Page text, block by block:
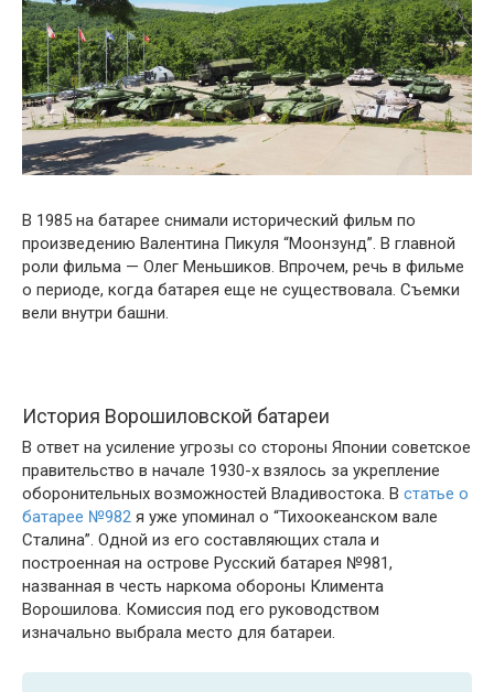
В 1985 на батарее снимали исторический фильм по
произведению Валентина Пикуля “Моонзунд”. В главной
роли фильма — Олег Меньшиков. Впрочем, речь в фильме
о периоде, когда батарея еще не существовала. Съемки
вели внутри башни.
История Ворошиловской батареи
В ответ на усиление угрозы со стороны Японии советское
правительство в начале 1930-х взялось за укрепление
оборонительных возможностей Владивостока. В статье о
батарее №982 я уже упоминал о “Тихоокеанском вале
Сталина”. Одной из его составляющих стала и
построенная на острове Русский батарея №981,
названная в честь наркома обороны Климента
Ворошилова. Комиссия под его руководством
изначально выбрала место для батареи.